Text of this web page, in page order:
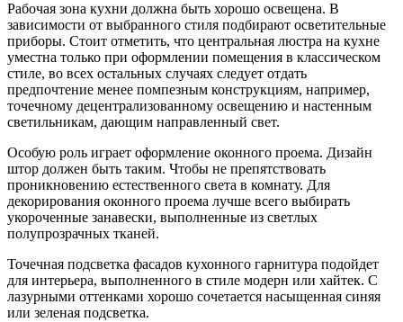
Рабочая зона кухни должна быть хорошо освещена. В
зависимости от выбранного стиля подбирают осветительные
приборы. Стоит отметить, что центральная люстра на кухне
уместна только при оформлении помещения в классическом
стиле, во всех остальных случаях следует отдать
предпочтение менее помпезным конструкциям, например,
точечному децентрализованному освещению и настенным
светильникам, дающим направленный свет.
Особую роль играет оформление оконного проема. Дизайн
штор должен быть таким. Чтобы не препятствовать
проникновению естественного света в комнату. Для
декорирования оконного проема лучше всего выбирать
укороченные занавески, выполненные из светлых
полупрозрачных тканей.
Точечная подсветка фасадов кухонного гарнитура подойдет
для интерьера, выполненного в стиле модерн или хайтек. С
лазурными оттенками хорошо сочетается насыщенная синяя
или зеленая подсветка.